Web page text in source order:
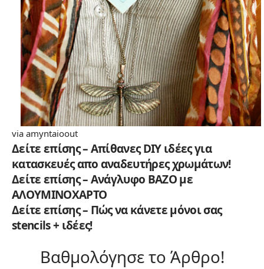
via amyntaioout
Δείτε επίσης – Απίθανες DIY ιδέες για
κατασκευές απο αναδευτήρες χρωμάτων!
Δείτε επίσης – Ανάγλυφο ΒΑΖΟ με
ΑΛΟΥΜΙΝΟΧΑΡΤΟ
Δείτε επίσης – Πώς να κάνετε μόνοι σας
stencils + ιδέες!
Βαθμολόγησε το Άρθρο!